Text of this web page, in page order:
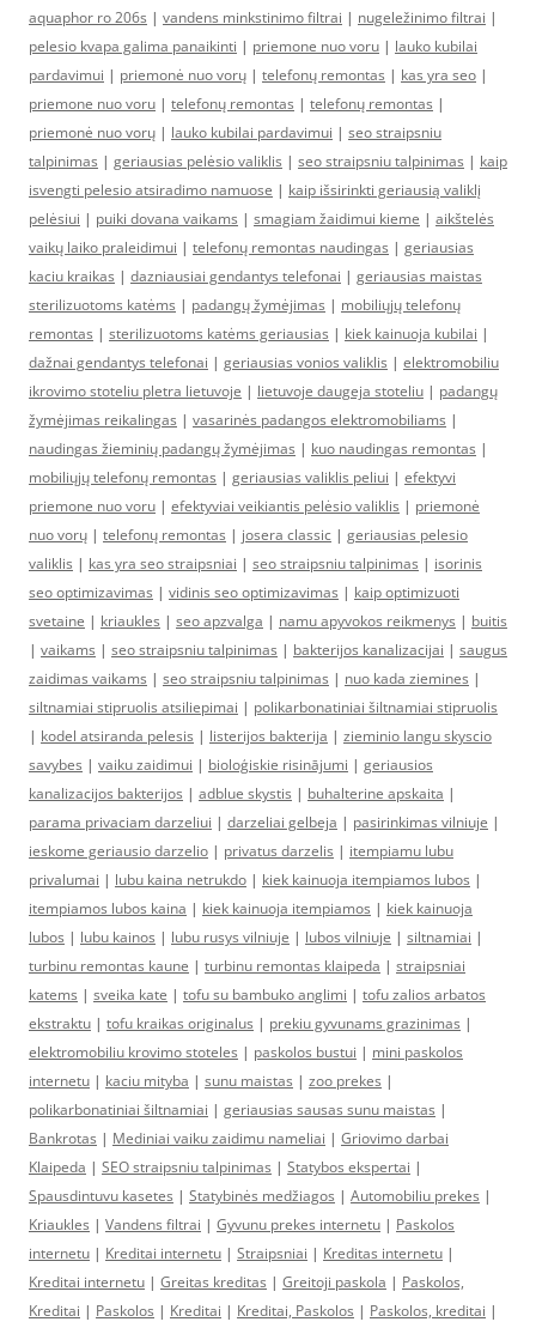
aquaphor ro 206s | vandens minkstinimo filtrai | nugeležinimo filtrai |
pelesio kvapa galima panaikinti | priemone nuo voru | lauko kubilai
pardavimui | priemonė nuo vorų | telefonų remontas | kas yra seo |
priemone nuo voru | telefonų remontas | telefonų remontas |
priemonė nuo vorų | lauko kubilai pardavimui | seo straipsniu
talpinimas | geriausias pelėsio valiklis | seo straipsniu talpinimas | kaip
isvengti pelesio atsiradimo namuose | kaip išsirinkti geriausią valiklį
pelėsiui | puiki dovana vaikams | smagiam žaidimui kieme | aikštelės
vaikų laiko praleidimui | telefonų remontas naudingas | geriausias
kaciu kraikas | dazniausiai gendantys telefonai | geriausias maistas
sterilizuotoms katėms | padangų žymėjimas | mobiliųjų telefonų
remontas | sterilizuotoms katėms geriausias | kiek kainuoja kubilai |
dažnai gendantys telefonai | geriausias vonios valiklis | elektromobiliu
ikrovimo stoteliu pletra lietuvoje | lietuvoje daugeja stoteliu | padangų
žymėjimas reikalingas | vasarinės padangos elektromobiliams |
naudingas žieminių padangų žymėjimas | kuo naudingas remontas |
mobiliųjų telefonų remontas | geriausias valiklis peliui | efektyvi
priemone nuo voru | efektyviai veikiantis pelėsio valiklis | priemonė
nuo vorų | telefonų remontas | josera classic | geriausias pelesio
valiklis | kas yra seo straipsniai | seo straipsniu talpinimas | isorinis
seo optimizavimas | vidinis seo optimizavimas | kaip optimizuoti
svetaine | kriaukles | seo apzvalga | namu apyvokos reikmenys | buitis
| vaikams | seo straipsniu talpinimas | bakterijos kanalizacijai | saugus
zaidimas vaikams | seo straipsniu talpinimas | nuo kada ziemines |
siltnamiai stipruolis atsiliepimai | polikarbonatiniai šiltnamiai stipruolis
| kodel atsiranda pelesis | listerijos bakterija | zieminio langu skyscio
savybes | vaiku zaidimui | bioloģiskie risinājumi | geriausios
kanalizacijos bakterijos | adblue skystis | buhalterine apskaita |
parama privaciam darzeliui | darzeliai gelbeja | pasirinkimas vilniuje |
ieskome geriausio darzelio | privatus darzelis | itempiamu lubu
privalumai | lubu kaina netrukdo | kiek kainuoja itempiamos lubos |
itempiamos lubos kaina | kiek kainuoja itempiamos | kiek kainuoja
lubos | lubu kainos | lubu rusys vilniuje | lubos vilniuje | siltnamiai |
turbinu remontas kaune | turbinu remontas klaipeda | straipsniai
katems | sveika kate | tofu su bambuko anglimi | tofu zalios arbatos
ekstraktu | tofu kraikas originalus | prekiu gyvunams grazinimas |
elektromobiliu krovimo stoteles | paskolos bustui | mini paskolos
internetu | kaciu mityba | sunu maistas | zoo prekes |
polikarbonatiniai šiltnamiai | geriausias sausas sunu maistas |
Bankrotas | Mediniai vaiku zaidimu nameliai | Griovimo darbai
Klaipeda | SEO straipsniu talpinimas | Statybos ekspertai |
Spausdintuvu kasetes | Statybinės medžiagos | Automobiliu prekes |
Kriaukles | Vandens filtrai | Gyvunu prekes internetu | Paskolos
internetu | Kreditai internetu | Straipsniai | Kreditas internetu |
Kreditai internetu | Greitas kreditas | Greitoji paskola | Paskolos,
Kreditai | Paskolos | Kreditai | Kreditai, Paskolos | Paskolos, kreditai |